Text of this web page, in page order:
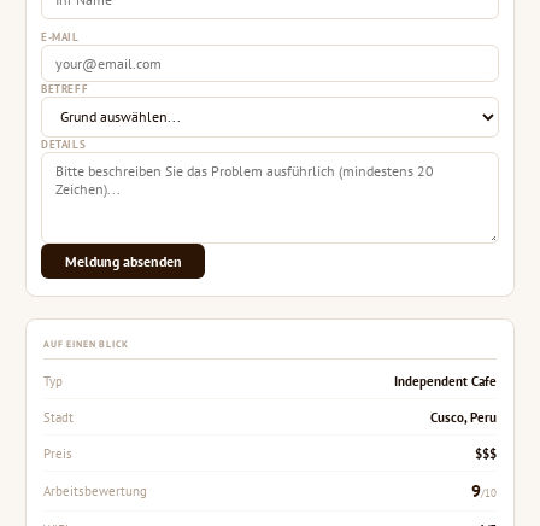
E-MAIL
BETREFF
DETAILS
Meldung absenden
AUF EINEN BLICK
Typ Independent Cafe
Stadt Cusco, Peru
Preis $$$
Arbeitsbewertung 9/10